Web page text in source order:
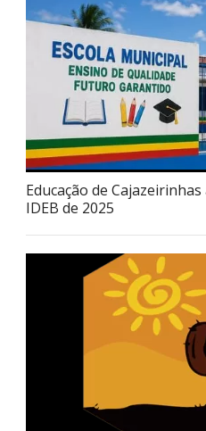
Educação de
IDEB de 2025